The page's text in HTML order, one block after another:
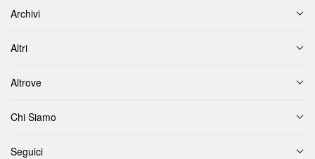
Archivi
Altri
Altrove
Chi Siamo
Seguici